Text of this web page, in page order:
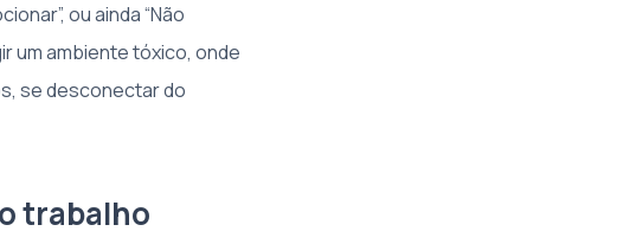
ou ainda “Não
um ambiente tóxico, onde
se desconectar do
trabalho